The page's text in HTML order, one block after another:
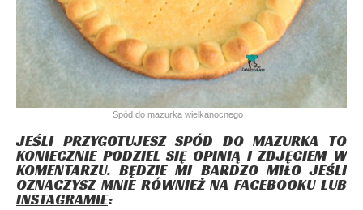
Spód do mazurka wielkanocnego
JEŚLI PRZYGOTUJESZ SPÓD DO MAZURKA TO
KONIECZNIE PODZIEL SIĘ OPINIĄ I ZDJĘCIEM W
KOMENTARZU. BĘDZIE MI BARDZO MIŁO JEŚLI
OZNACZYSZ MNIE RÓWNIEŻ NAFACEBOOKULUB
INSTAGRAMIE: